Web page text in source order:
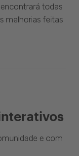
todas
melhorias feitas
e com